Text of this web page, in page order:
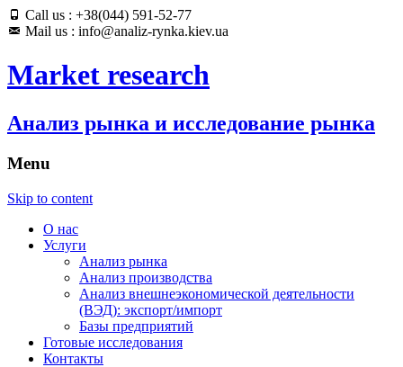
Call us : +38(044) 591-52-77
Mail us : info@analiz-rynka.kiev.ua
Market research
Анализ рынка и исследование рынка
Menu
Skip to content
О нас
Услуги
Анализ рынка
Анализ производства
Анализ внешнеэкономической деятельности
(ВЭД): экспорт/импорт
Базы предприятий
Готовые исследования
Контакты